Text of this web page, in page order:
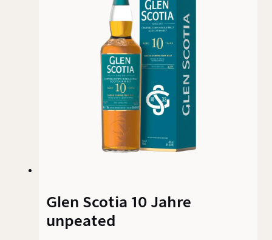
Malt Whiskys unter dem Markennamen
Kilkerran ab. Der 12-jährige, nicht kühlgefilterte
und nicht gefärbte Whisky ist die aktuelle Core
Glen Scotia 10 Jahre
unpeated